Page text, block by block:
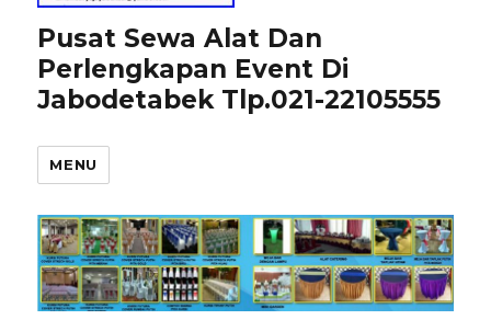
Pusat Sewa Alat Dan
Perlengkapan Event Di
Jabodetabek Tlp.021-22105555
MENU